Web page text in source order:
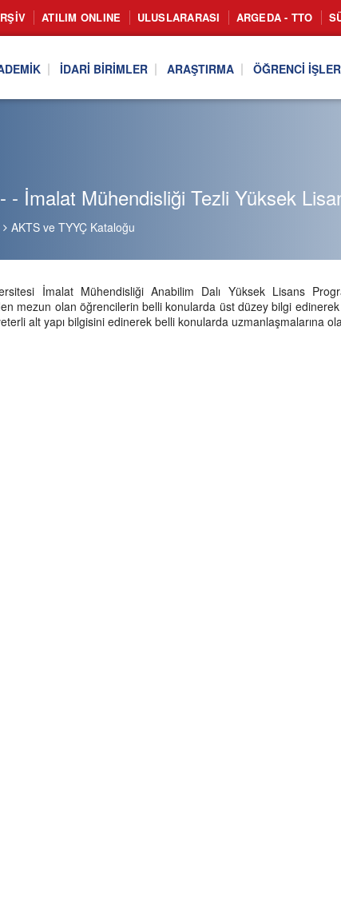
ATILIM ONLINE ULUSLARARASI ARGEDA - TTO
İDARI BIRIMLER ARAŞTIRMA ÖĞRENCI
- İmalat Mühendisliği Tezli Yüksek
AKTS ve TYYÇ Kataloğu
İmalat Mühendisliği Anabilim Dalı Yüksek Lisans
mezun olan öğrencilerin belli konularda üst düzey bilgi
alt yapı bilgisini edinerek belli konularda uzmanlaşmalarına